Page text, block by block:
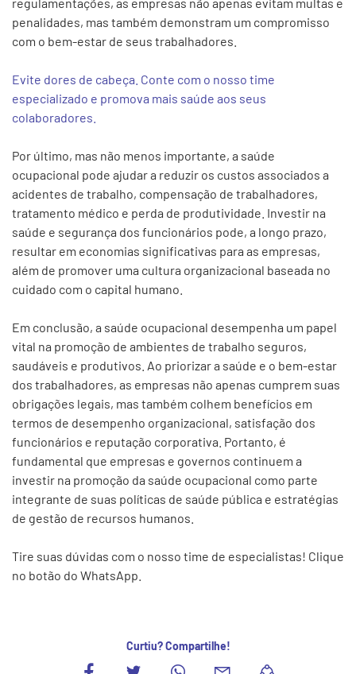
penalidades, mas também demonstram um compromisso
com o bem-estar de seus trabalhadores.
Evite dores de cabeça. Conte com o nosso time
especializado e promova mais saúde aos seus
colaboradores.
Por último, mas não menos importante, a saúde
ocupacional pode ajudar a reduzir os custos associados a
acidentes de trabalho, compensação de trabalhadores,
tratamento médico e perda de produtividade. Investir na
saúde e segurança dos funcionários pode, a longo prazo,
resultar em economias significativas para as empresas,
além de promover uma cultura organizacional baseada no
cuidado com o capital humano.
Em conclusão, a saúde ocupacional desempenha um papel
vital na promoção de ambientes de trabalho seguros,
saudáveis e produtivos. Ao priorizar a saúde e o bem-estar
dos trabalhadores, as empresas não apenas cumprem suas
obrigações legais, mas também colhem benefícios em
termos de desempenho organizacional, satisfação dos
funcionários e reputação corporativa. Portanto, é
fundamental que empresas e governos continuem a
investir na promoção da saúde ocupacional como parte
integrante de suas políticas de saúde pública e estratégias
de gestão de recursos humanos.
Tire suas dúvidas com o nosso time de especialistas! Clique
no botão do WhatsApp.
Curtiu? Compartilhe!